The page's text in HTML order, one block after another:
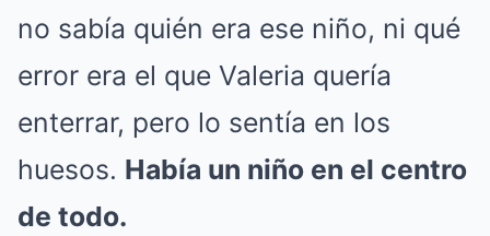
no sabía quién era ese niño, ni qué
error era el que Valeria quería
enterrar, pero lo sentía en los
huesos. Había un niño en el centro
de todo.